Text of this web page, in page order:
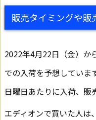
販売タイミングや販
2022年4月22日（金）か
での入荷を予想していま
日曜日あたりに入荷、販
エディオンで買いた人は